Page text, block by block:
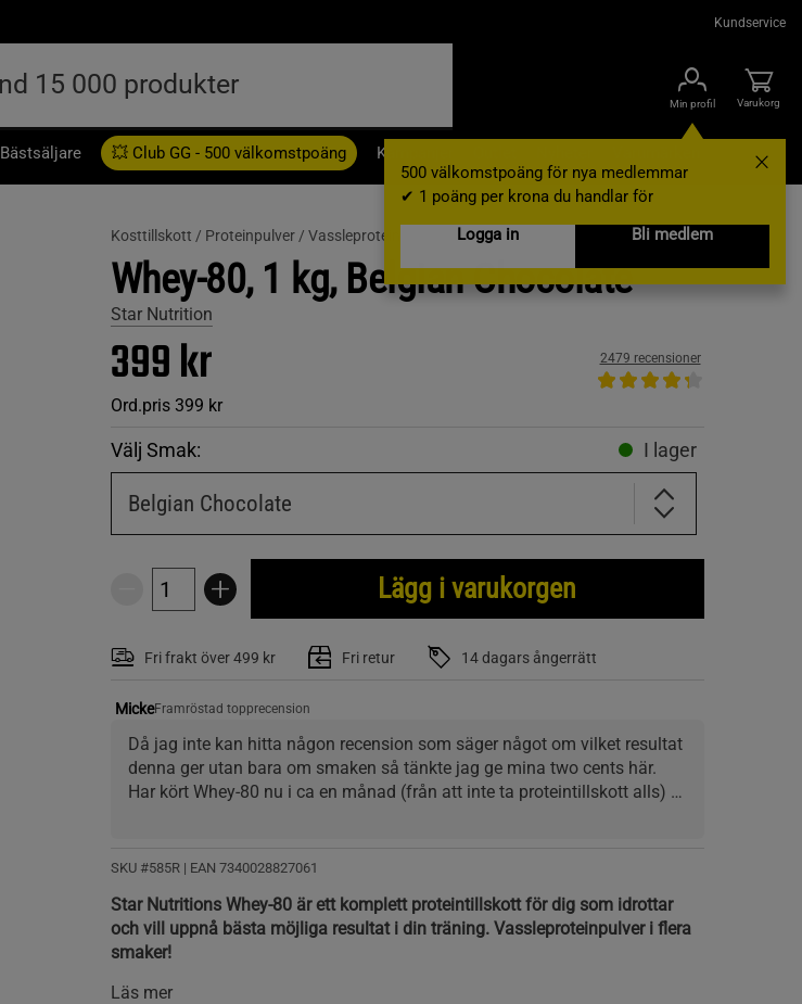
Kundservice
Min profil
500 välkomstpoäng för nya medlemmar
✔ 1 poäng per krona du handlar för
Logga in
Bli medlem
Varukorg
Bästsäljare 💥 Club GG - 500 välkomstpoäng Kampanjer
Kosttillskott / Proteinpulver / Vassleprotein
Whey-80, 1 kg, Belgian Chocolate
Star Nutrition
399 kr
Ord.pris 399 kr
2479 recensioner
Välj Smak: I lager
Belgian Chocolate
Lägg i varukorgen
Fri frakt över 499 kr Fri retur 14 dagars ångerrätt
MickeFramröstad topprecension
Då jag inte kan hitta någon recension som säger något om vilket resultat
denna ger utan bara om smaken så tänkte jag ge mina two cents här.
Har kört Whey-80 nu i ca en månad (från att inte ta proteintillskott alls)
proteinpulver och inte en mirakelkur. Men jag kämpade på med samma
för tungt och träningen blev ineffektiv, satt fast helt enkelt och då har jag
ändå vad jag anser vara bra styrketräningsdiet. Men har under månaden
upptäckt att styrkan har ökat sakta men säkert och jag kunde successivt
öka vikterna, små kilon i taget. Beror det på det ökade intaget av protein
SKU #585R | EAN 7340028827061
Star Nutritions Whey-80 är ett komplett proteintillskott för dig som idrottar
och vill uppnå bästa möjliga resultat i din träning. Vassleproteinpulver i flera
smaker!
Läs mer